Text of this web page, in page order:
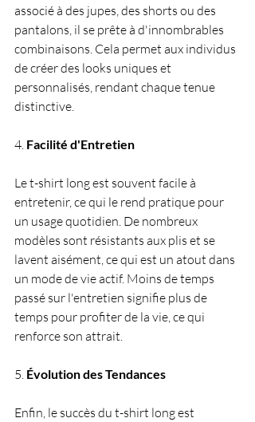
associé à des jupes, des shorts ou des
pantalons, il se prête à d'innombrables
combinaisons. Cela permet aux individus
de créer des looks uniques et
personnalisés, rendant chaque tenue
distinctive.
4. Facilité d'Entretien
Le t-shirt long est souvent facile à
entretenir, ce qui le rend pratique pour
un usage quotidien. De nombreux
modèles sont résistants aux plis et se
lavent aisément, ce qui est un atout dans
un mode de vie actif. Moins de temps
passé sur l'entretien signifie plus de
temps pour profiter de la vie, ce qui
renforce son attrait.
5. Évolution des Tendances
Enfin, le succès du t-shirt long est